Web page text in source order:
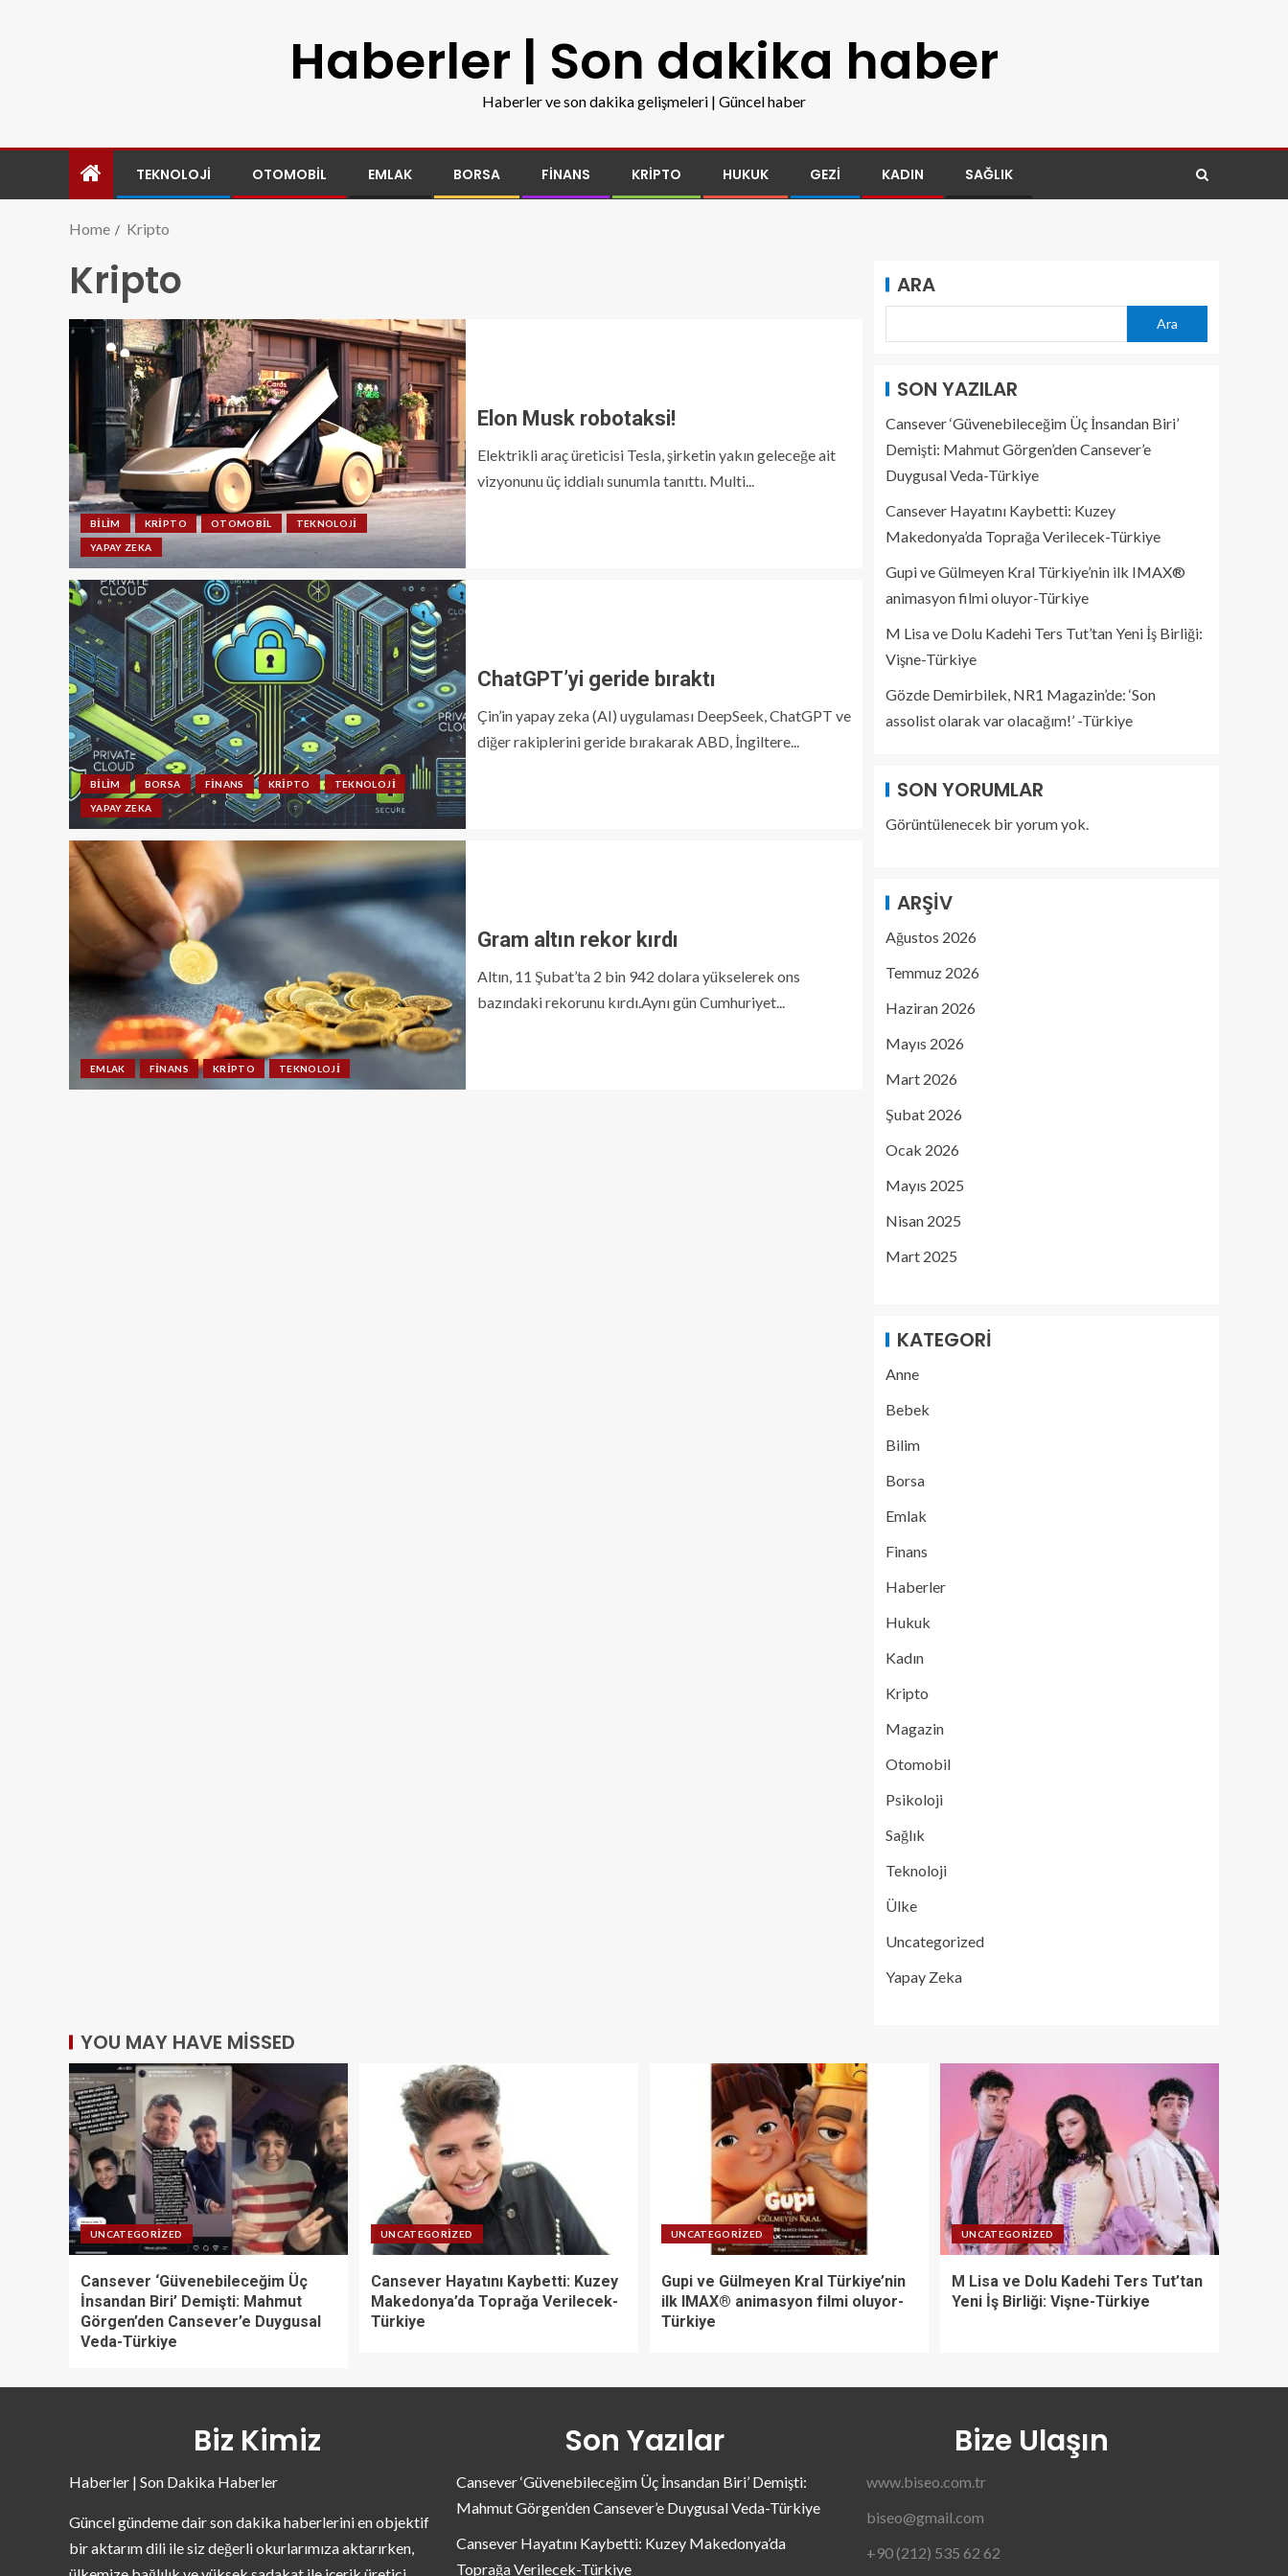
Haberler | Son dakika haber
Haberler ve son dakika gelişmeleri | Güncel haber
TEKNOLOJI OTOMOBIL EMLAK BORSA FINANS KRIPTO HUKUK GEZI KADIN SAĞLIK
Home Kripto
Kripto
BILIM KRIPTO OTOMOBIL TEKNOLOJI
YAPAY ZEKA
Elon Musk robotaksi!
Elektrikli araç üreticisi Tesla, şirketin yakın geleceğe ait
vizyonunu üç iddialı sunumla tanıttı. Multi...
BILIM BORSA FINANS KRIPTO TEKNOLOJI
YAPAY ZEKA
ChatGPT’yi geride bıraktı
Çin’in yapay zeka (AI) uygulaması DeepSeek, ChatGPT ve
diğer rakiplerini geride bırakarak ABD, İngiltere...
EMLAK FINANS KRIPTO TEKNOLOJI
Gram altın rekor kırdı
Altın, 11 Şubat’ta 2 bin 942 dolara yükselerek ons
bazındaki rekorunu kırdı.Aynı gün Cumhuriyet...
ARA
Ara
SON YAZILAR
Cansever ‘Güvenebileceğim Üç İnsandan Biri’
Demişti: Mahmut Görgen’den Cansever’e
Duygusal Veda-Türkiye
Cansever Hayatını Kaybetti: Kuzey
Makedonya’da Toprağa Verilecek-Türkiye
Gupi ve Gülmeyen Kral Türkiye’nin ilk IMAX®
animasyon filmi oluyor-Türkiye
M Lisa ve Dolu Kadehi Ters Tut’tan Yeni İş Birliği:
Vişne-Türkiye
Gözde Demirbilek, NR1 Magazin’de: ‘Son
assolist olarak var olacağım!’ -Türkiye
SON YORUMLAR
Görüntülenecek bir yorum yok.
ARŞIV
Ağustos 2026
Temmuz 2026
Haziran 2026
Mayıs 2026
Mart 2026
Şubat 2026
Ocak 2026
Mayıs 2025
Nisan 2025
Mart 2025
KATEGORI
Anne
Bebek
Bilim
Borsa
Emlak
Finans
Haberler
Hukuk
Kadın
Kripto
Magazin
Otomobil
Psikoloji
Sağlık
Teknoloji
Ülke
Uncategorized
Yapay Zeka
YOU MAY HAVE MISSED
UNCATEGORIZED
Cansever ‘Güvenebileceğim Üç
İnsandan Biri’ Demişti: Mahmut
Görgen’den Cansever’e Duygusal
Veda-Türkiye
UNCATEGORIZED
Cansever Hayatını Kaybetti: Kuzey
Makedonya’da Toprağa Verilecek-
Türkiye
UNCATEGORIZED
Gupi ve Gülmeyen Kral Türkiye’nin
ilk IMAX® animasyon filmi oluyor-
Türkiye
UNCATEGORIZED
M Lisa ve Dolu Kadehi Ters Tut’tan
Yeni İş Birliği: Vişne-Türkiye
Biz Kimiz
Haberler | Son Dakika Haberler
Güncel gündeme dair son dakika haberlerini en objektif
bir aktarım dili ile siz değerli okurlarımıza aktarırken,
Son Yazılar
Cansever ‘Güvenebileceğim Üç İnsandan Biri’ Demişti:
Mahmut Görgen’den Cansever’e Duygusal Veda-Türkiye
Cansever Hayatını Kaybetti: Kuzey Makedonya’da
Toprağa Verilecek-Türkiye
Bize Ulaşın
www.biseo.com.tr
biseo@gmail.com
+90 (212) 535 62 62